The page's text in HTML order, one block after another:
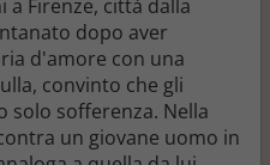
a Firenze, città dalla
dopo aver
d'amore con una
convinto che gli
solo sofferenza. Nella
un giovane uomo in